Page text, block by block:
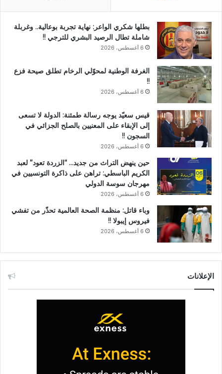
بطلها شكري الواعر: نهاية تجربة بوعالية.. وغربلة
شاملة تطال الرصيد البشري للترجي !!
6 أغسطس، 2026
الغرفة الوطنية لمحوّلي الرخام تطلق صيحة فزع
!!
6 أغسطس، 2026
قيس سعيّد يوجه رسالة طمئنة: الدولة لا تسعى
إلى الإبقاء على المعنيين بالصلح الجزائي في
السجون !!
6 أغسطس، 2026
حين ينهض التراث من جديد… “الزردة تعود” لعبد
الكريم الباسطي: تراهن على ذاكرة التونسيين في
مهرجان سوسة الدولي
6 أغسطس، 2026
وباء قاتل: منظمة الصحة العالمية تحذّر من تفشي
فيروس إيبولا !!
6 أغسطس، 2026
الإعلانات